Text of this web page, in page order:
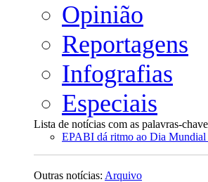
Opinião
Reportagens
Infografias
Especiais
Lista de notícias com as palavras-
EPABI dá ritmo ao Dia Mundial
Outras notícias: Arquivo